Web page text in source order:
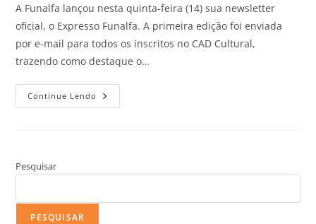
A Funalfa lançou nesta quinta-feira (14) sua newsletter
oficial, o Expresso Funalfa. A primeira edição foi enviada
por e-mail para todos os inscritos no CAD Cultural,
trazendo como destaque o…
Continue Lendo
Pesquisar
PESQUISAR